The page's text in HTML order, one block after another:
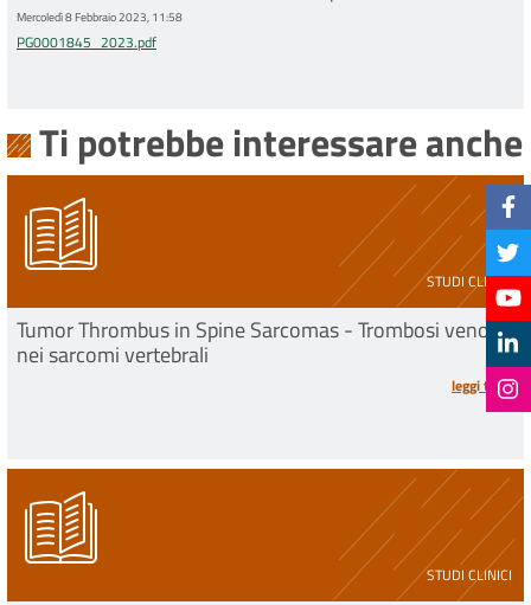
Mercoledì 8 Febbraio 2023, 11:58
PG0001845_2023.pdf
Ti potrebbe interessare anche
STUDI CLINICI
Tumor Thrombus in Spine Sarcomas - Trombosi venosa
nei sarcomi vertebrali
leggi tutto
STUDI CLINICI